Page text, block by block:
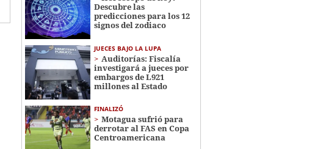
Descubre las
predicciones para los 12
signos del zodiaco
JUECES BAJO LA LUPA
Auditorías: Fiscalía
investigará a jueces por
embargos de L921
millones al Estado
FINALIZÓ
Motagua sufrió para
derrotar al FAS en Copa
Centroamericana